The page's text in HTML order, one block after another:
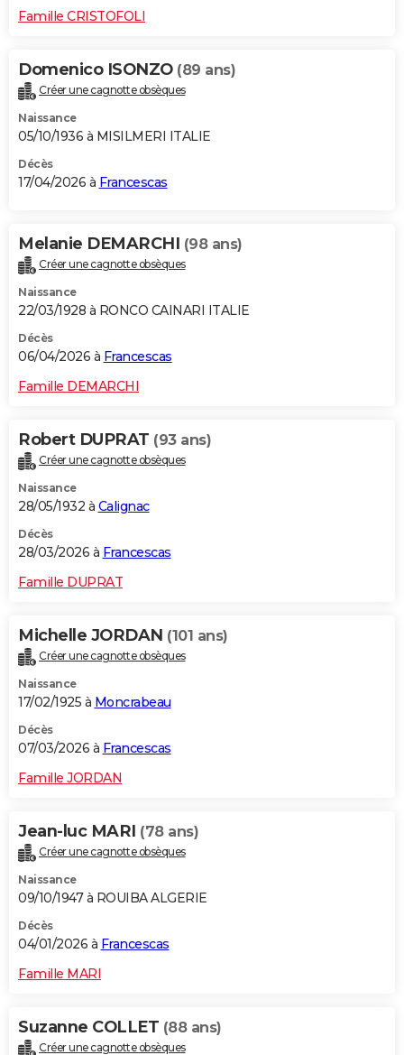
Famille CRISTOFOLI
Domenico ISONZO (89 ans)
Créer une cagnotte obsèques
Naissance
05/10/1936 à MISILMERI ITALIE
Décès
17/04/2026 à Francescas
Melanie DEMARCHI (98 ans)
Créer une cagnotte obsèques
Naissance
22/03/1928 à RONCO CAINARI ITALIE
Décès
06/04/2026 à Francescas
Famille DEMARCHI
Robert DUPRAT (93 ans)
Créer une cagnotte obsèques
Naissance
28/05/1932 à Calignac
Décès
28/03/2026 à Francescas
Famille DUPRAT
Michelle JORDAN (101 ans)
Créer une cagnotte obsèques
Naissance
17/02/1925 à Moncrabeau
Décès
07/03/2026 à Francescas
Famille JORDAN
Jean-luc MARI (78 ans)
Créer une cagnotte obsèques
Naissance
09/10/1947 à ROUIBA ALGERIE
Décès
04/01/2026 à Francescas
Famille MARI
Suzanne COLLET (88 ans)
Créer une cagnotte obsèques